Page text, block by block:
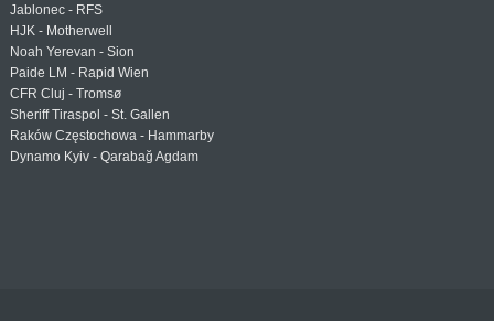
Jablonec - RFS
HJK - Motherwell
Noah Yerevan - Sion
Paide LM - Rapid Wien
CFR Cluj - Tromsø
Sheriff Tiraspol - St. Gallen
Raków Częstochowa - Hammarby
Dynamo Kyiv - Qarabağ Agdam